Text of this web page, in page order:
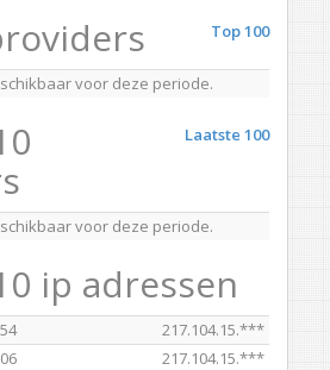
Top 100
voor deze periode.
Laatste 100
voor deze periode.
ip adressen
217.104.15.***
217.104.15.***